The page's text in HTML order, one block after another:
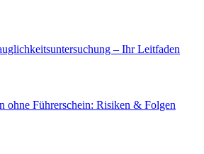
– Ihr Leitfaden
ohne Führerschein: Risiken & Folgen